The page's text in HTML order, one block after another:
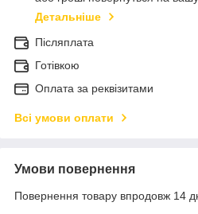
Детальніше
Післяплата
Готівкою
Оплата за реквізитами
Всі умови оплати
Умови повернення
Повернення товару впродовж 14